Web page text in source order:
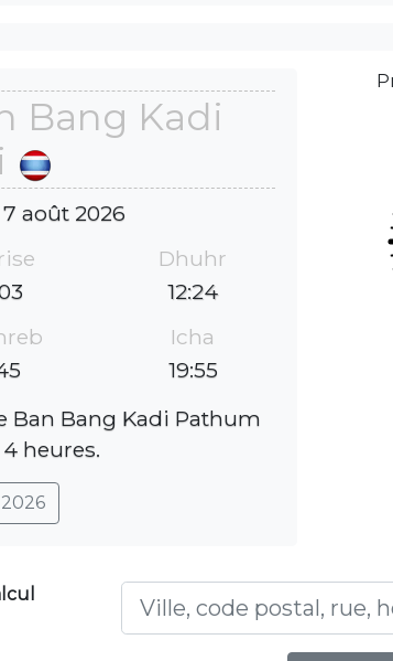
Bang Kadi
août 2026
Dhuhr
12:24
Icha
19:55
Ban Bang Kadi Pathum
heures.